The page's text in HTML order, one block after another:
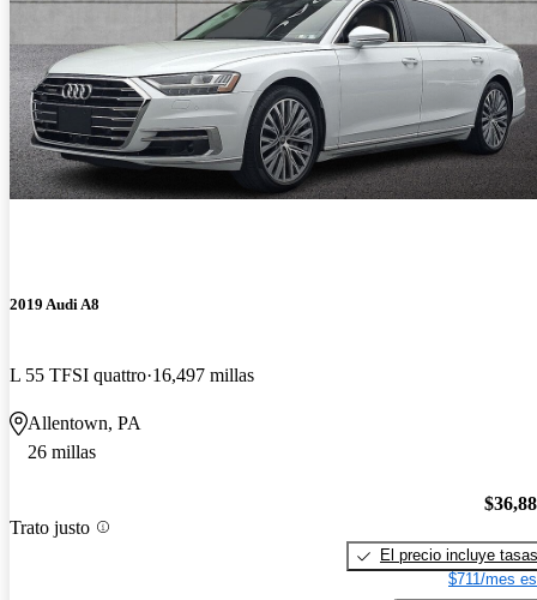
2019 Audi A8
L 55 TFSI quattro 16,497 millas
Allentown, PA
26 millas
Trato justo
El precio incluye tasas
$711/mes